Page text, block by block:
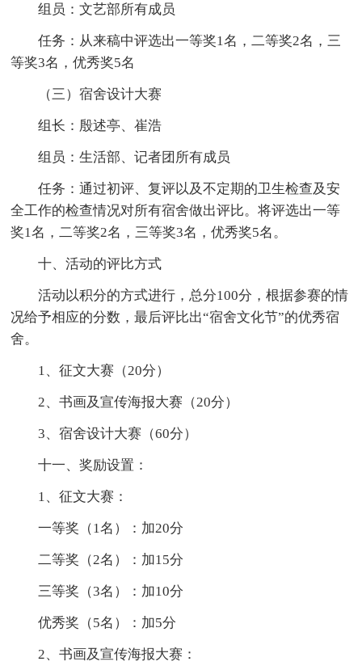
组员：文艺部所有成员
任务：从来稿中评选出一等奖1名，二等奖2名，三
等奖3名，优秀奖5名
（三）宿舍设计大赛
组长：殷述亭、崔浩
组员：生活部、记者团所有成员
任务：通过初评、复评以及不定期的卫生检查及安
全工作的检查情况对所有宿舍做出评比。将评选出一等
奖1名，二等奖2名，三等奖3名，优秀奖5名。
十、活动的评比方式
活动以积分的方式进行，总分100分，根据参赛的情
况给予相应的分数，最后评比出“宿舍文化节”的优秀宿
舍。
1、征文大赛（20分）
2、书画及宣传海报大赛（20分）
3、宿舍设计大赛（60分）
十一、奖励设置：
1、征文大赛：
一等奖（1名）：加20分
二等奖（2名）：加15分
三等奖（3名）：加10分
优秀奖（5名）：加5分
2、书画及宣传海报大赛：